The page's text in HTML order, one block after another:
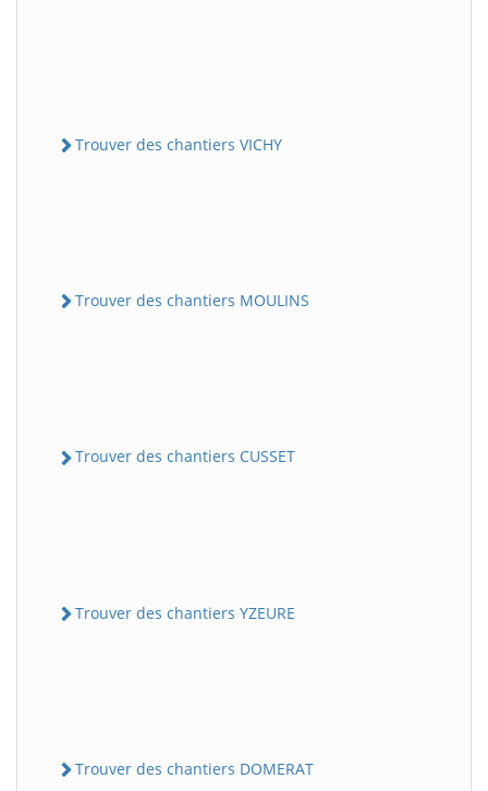
Trouver des chantiers VICHY
Trouver des chantiers MOULINS
Trouver des chantiers CUSSET
Trouver des chantiers YZEURE
Trouver des chantiers DOMERAT